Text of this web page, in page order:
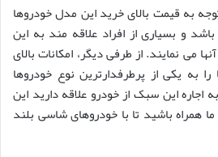
به قیمت بالای خرید این مدل خودروها
و بسیاری از افراد علاقه مند به این
می نمایند. از طرفی دیگر، امکانات بالای
به یکی از پرطرفدارترین نوع خودروها
اجاره این سبک از خودرو علاقه دارید این
همراه باشید تا با خودروهای شاسی بلند